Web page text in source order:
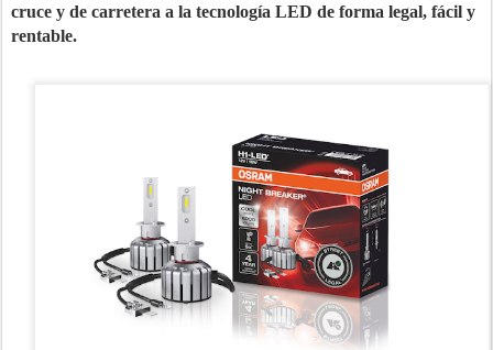
cruce y de carretera a la tecnología LED de forma legal, fácil y
rentable.